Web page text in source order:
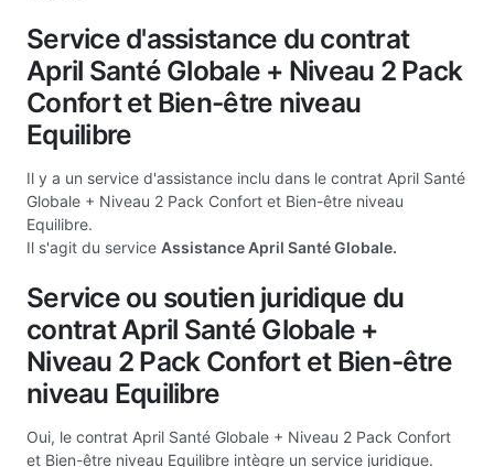
Service d'assistance du contrat
April Santé Globale + Niveau 2 Pack
Confort et Bien-être niveau
Equilibre
Il y a un service d'assistance inclu dans le contrat April Santé
Globale + Niveau 2 Pack Confort et Bien-être niveau
Equilibre.
Il s'agit du service Assistance April Santé Globale.
Service ou soutien juridique du
contrat April Santé Globale +
Niveau 2 Pack Confort et Bien-être
niveau Equilibre
Oui, le contrat April Santé Globale + Niveau 2 Pack Confort
et Bien-être niveau Equilibre intègre un service juridique.